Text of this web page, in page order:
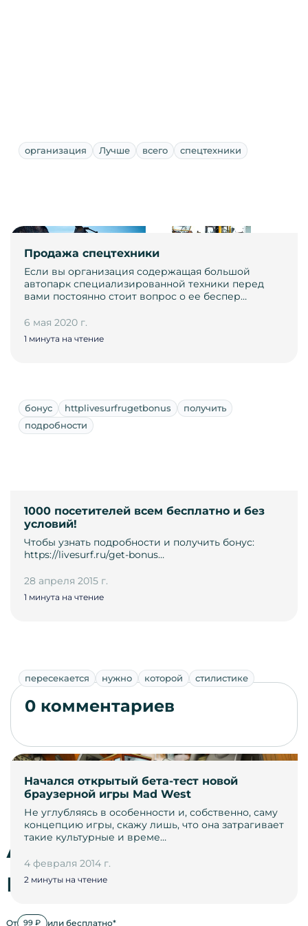
организация Лучше всего спецтехники
Продажа спецтехники
Если вы организация содержащая большой
автопарк специализированной техники перед
вами постоянно стоит вопрос о ее беспер…
6 мая 2020 г.
1 минута на чтение
бонус httplivesurfrugetbonus
получить
подробности
1000 посетителей всем бесплатно и без
условий!
Чтобы узнать подробности и получить бонус:
https://livesurf.ru/get-bonus…
28 апреля 2015 г.
1 минута на чтение
пересекается нужно которой стилистике
Начался открытый бета-тест новой
браузерной игры Mad West
Не углубляясь в особенности и, собственно, саму
концепцию игры, скажу лишь, что она затрагивает
такие культурные и време…
4 февраля 2014 г.
2 минуты на чтение
0 комментариев
Автоматическое
продвижение
От 99 ₽ или бесплатно*